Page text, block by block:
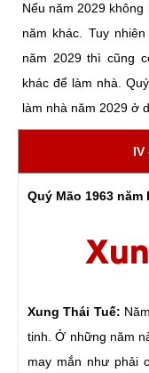
Nếu năm 2029
năm khác. Tuy
năm 2029 thì cũng
khác để làm nhà.
làm nhà năm 2029 ở
IV
Quý Mão 1963 năm
Xung Thái Tuế:
tinh. Ở những năm
may mắn như phải